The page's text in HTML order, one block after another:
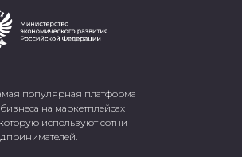
популярная платформа
на маркетплейсах
используют сотни